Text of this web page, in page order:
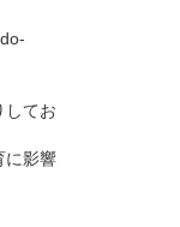
してお
に影響